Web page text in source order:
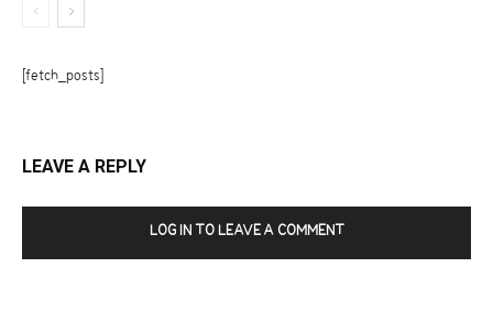
[fetch_posts]
LEAVE A REPLY
LOG IN TO LEAVE A COMMENT